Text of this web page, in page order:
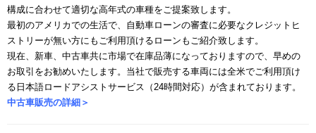
構成に合わせて適切な高年式の車種をご提案致します。
最初のアメリカでの生活で、自動車ローンの審査に必要なクレジットヒ
ストリーが無い方にもご利用頂けるローンもご紹介致します。
現在、新車、中古車共に市場で在庫品薄になっておりますので、早めの
お取引をお勧めいたします。当社で販売する車両には全米でご利用頂け
る日本語ロードアシストサービス（24時間対応）が含まれております。
中古車販売の詳細＞